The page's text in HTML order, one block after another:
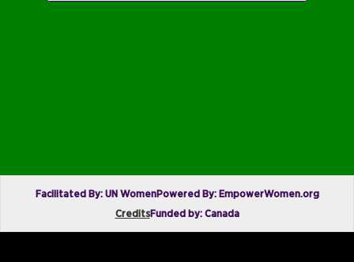
Powered By: EmpowerWomen.org
Facilitated By: UN Women
Funded by: Canada
Credits